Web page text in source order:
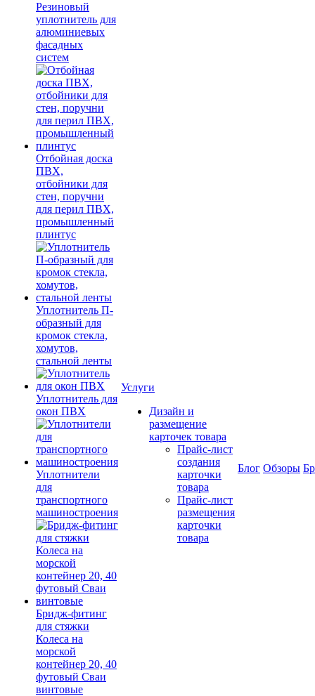
Резиновый
уплотнитель для
алюминиевых
фасадных
систем
Отбойная доска
ПВХ,
отбойники для
стен, поручни
для перил ПВХ,
промышленный
плинтус
Уплотнитель П-
образный для
кромок стекла,
хомутов,
стальной ленты
Уплотнитель для
окон ПВХ
Уплотнители
для
транспортного
машиностроения
Бридж-фитинг
для стяжки
Колеса на
морской
контейнер 20, 40
футовый Сваи
винтовые
Услуги
Дизайн и
размещение
карточек товара
Прайс-лист
создания
карточки
товара
Прайс-лист
размещения
карточки
товара
Блог Обзоры